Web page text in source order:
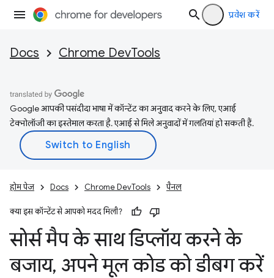
प्रवेश करें
Docs Chrome DevTools
Google आपकी पसंदीदा भाषा में कॉन्टेंट का अनुवाद करने के लिए, एआई
टेक्नोलॉजी का इस्तेमाल करता है. एआई से मिले अनुवादों में गलतियां हो सकती हैं.
होम पेज Docs Chrome DevTools पैनल
क्या इस कॉन्टेंट से आपको मदद मिली?
सोर्स मैप के साथ डिप्लॉय करने के
बजाय, अपने मूल कोड को डीबग करें